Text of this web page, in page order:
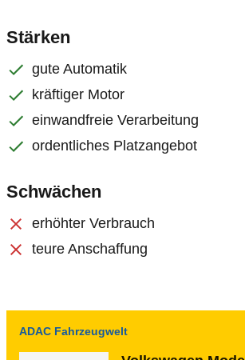
Stärken
gute Automatik
kräftiger Motor
einwandfreie Verarbeitung
ordentliches Platzangebot
Schwächen
erhöhter Verbrauch
teure Anschaffung
ADAC Fahrzeugwelt